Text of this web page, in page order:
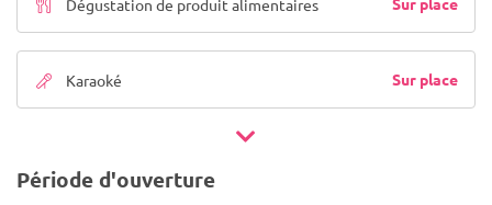
Karaoké Sur place
Période d'ouverture